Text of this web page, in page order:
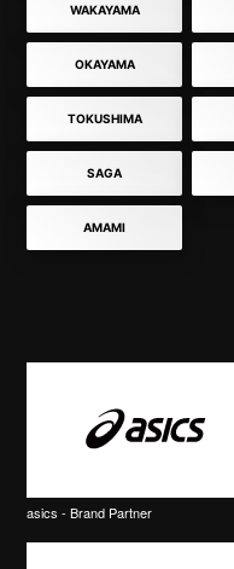
WAKAYAMA
OKAYAMA
TOKUSHIMA
SAGA
AMAMI
asics - Brand Partner